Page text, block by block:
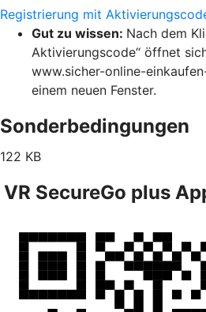
Registrierung mit
Gut zu wissen: Nach dem
Aktivierungscode“ öffnet
www.sicher-online-
einem neuen Fenster.
Sonderbedingungen
122 KB
VR SecureGo plus